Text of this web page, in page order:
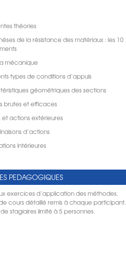
théories
de la résistance des matériaux : les 10
mécanique
types de conditions d’appuis
géométriques des sections
brutes et efficaces
et actions extérieures
d’actions
intérieures
PEDAGOGIQUES
exercices d’application des méthodes.
cours détaillé remis à chaque participant.
stagiaires limité à 5 personnes.